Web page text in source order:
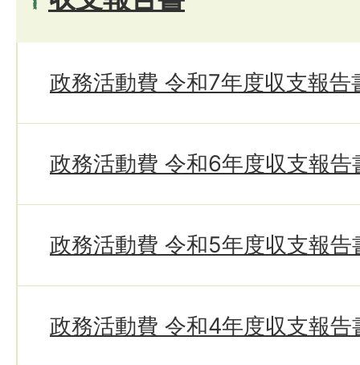
政務活動費 令和7年度収支報告
政務活動費 令和6年度収支報告
政務活動費 令和5年度収支報告
政務活動費 令和4年度収支報告